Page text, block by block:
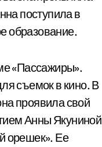
поступила в
образование.
«Пассажиры».
съемок в кино. В
проявила свой
Анны Якуниной
орешек». Ее